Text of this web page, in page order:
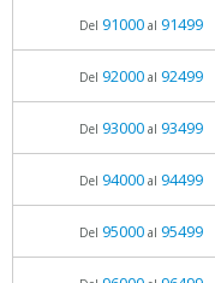
Del 91000al 91499
Del 92000al 92499
Del 93000al 93499
Del 94000al 94499
Del 95000al 95499